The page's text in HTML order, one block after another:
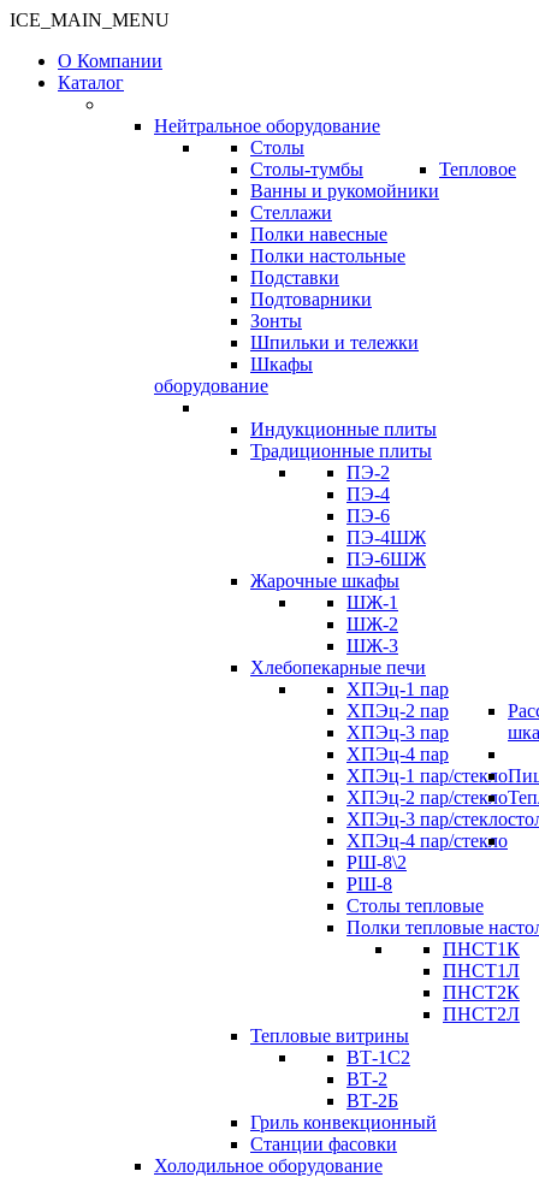
ICE_MAIN_MENU
О Компании
Каталог
Нейтральное оборудование
Столы
Столы-тумбы
Ванны и рукомойники
Стеллажи
Полки навесные
Полки настольные
Подставки
Подтоварники
Зонты
Шпильки и тележки
Шкафы
Тепловое
оборудование
Индукционные плиты
Традиционные плиты
ПЭ-2
ПЭ-4
ПЭ-6
ПЭ-4ШЖ
ПЭ-6ШЖ
Жарочные шкафы
ШЖ-1
ШЖ-2
ШЖ-3
Хлебопекарные печи
ХПЭц-1 пар
ХПЭц-2 пар
ХПЭц-3 пар
ХПЭц-4 пар
ХПЭц-1 пар/стекло
ХПЭц-2 пар/стекло
ХПЭц-3 пар/стекло
ХПЭц-4 пар/стекло
РШ-8\2
РШ-8
Столы тепловые
Полки тепловые
ПНСТ1К
ПНСТ1Л
ПНСТ2К
ПНСТ2Л
Тепловые витрины
ВТ-1С2
ВТ-2
ВТ-2Б
Гриль конвекционный
Станции фасовки
Холодильное оборудование